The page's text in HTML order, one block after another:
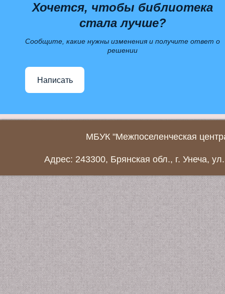
Хочется, чтобы библиотека
стала лучше?
Сообщите, какие нужны изменения и получите ответ о
решении
Написать
МБУК "Межпоселенческая
Адрес: 243300, Брянская обл., г. Унеча,